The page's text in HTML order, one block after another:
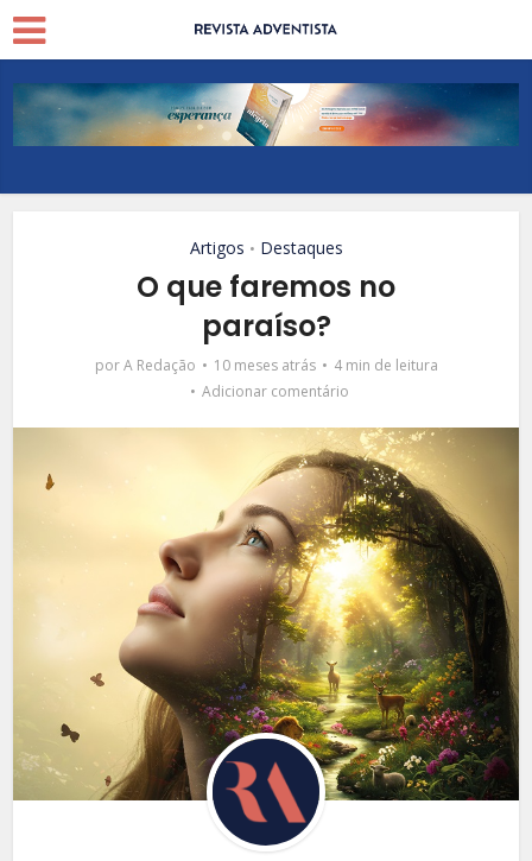
Artigos • Destaques
O que faremos no
paraíso?
por A Redação 10 meses atrás
4 min de leitura
Adicionar comentário